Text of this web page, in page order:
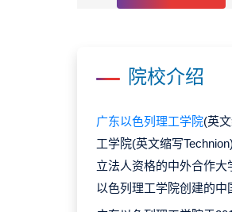
院校介绍
广东以色列理工学院(英
工学院(英文缩写
立法人资格的中外合作
以色列理工学院创建的中